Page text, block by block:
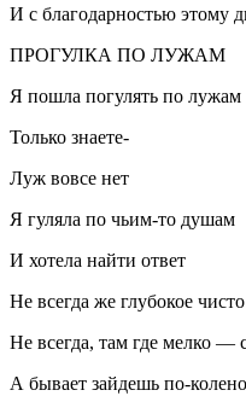
И с благодарностью этому
ПРОГУЛКА ПО ЛУЖАМ
Я пошла погулять по лужам
Только знаете-
Луж вовсе нет
Я гуляла по чьим-то душам
И хотела найти ответ
Не всегда же глубокое чисто
Не всегда, там где мелко —
А бывает зайдешь по-колено